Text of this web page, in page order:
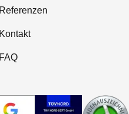
Referenzen
Kontakt
FAQ